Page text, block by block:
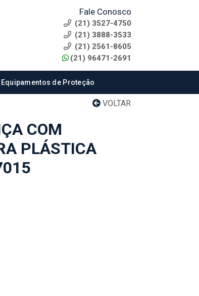
Fale Conosco
(21) 3527-4750
(21) 3888-3533
(21) 2561-8605
(21) 96471-2691
Equipamentos de Proteção
VOLTAR
COM
PLÁSTICA